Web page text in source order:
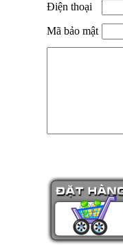
Điện thoại
Mã bảo mật